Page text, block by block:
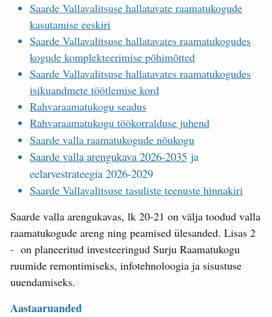
Saarde Vallavalitsuse hallatavate raamatukogude
kasutamise eeskiri
Saarde Vallavalitsuse hallatavates raamatukogudes
kogude komplekteerimise põhimõtted
Saarde Vallavalitsuse hallatavates raamatukogudes
isikuandmete töötlemise kord
Rahvaraamatukogu seadus
Rahvaraamatukogu töökorralduse juhend
Saarde valla raamatukogude nõukogu
Saarde valla arengukava 2026-2035 ja
eelarvestrateegia 2026-2029
Saarde Vallavalitsuse tasuliste teenuste hinnakiri
Saarde valla arengukavas, lk 20-21 on välja toodud valla
raamatukogude areng ning peamised ülesanded. Lisas 2
- on planeeritud investeeringud Surju Raamatukogu
ruumide remontimiseks, infotehnoloogia ja sisustuse
uuendamiseks.
Aastaaruanded